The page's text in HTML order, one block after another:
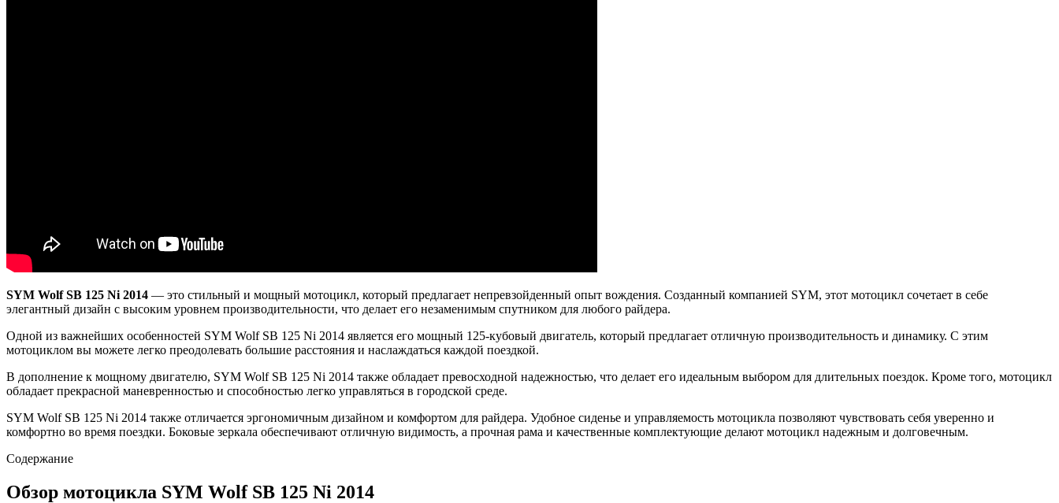
SYM Wolf SB 125 Ni 2014 — это стильный и мощный мотоцикл, который предлагает непревзойденный опыт вождения. Созданный компанией SYM, этот мотоцикл сочетает в себе
элегантный дизайн с высоким уровнем производительности, что делает его незаменимым спутником для любого райдера.
Одной из важнейших особенностей SYM Wolf SB 125 Ni 2014 является его мощный 125-кубовый двигатель, который предлагает отличную производительность и динамику. С этим
мотоциклом вы можете легко преодолевать большие расстояния и наслаждаться каждой поездкой.
В дополнение к мощному двигателю, SYM Wolf SB 125 Ni 2014 также обладает превосходной надежностью, что делает его идеальным выбором для длительных поездок. Кроме того, мотоцикл
обладает прекрасной маневренностью и способностью легко управляться в городской среде.
SYM Wolf SB 125 Ni 2014 также отличается эргономичным дизайном и комфортом для райдера. Удобное сиденье и управляемость мотоцикла позволяют чувствовать себя уверенно и
комфортно во время поездки. Боковые зеркала обеспечивают отличную видимость, а прочная рама и качественные комплектующие делают мотоцикл надежным и долговечным.
Содержание
Обзор мотоцикла SYM Wolf SB 125 Ni 2014